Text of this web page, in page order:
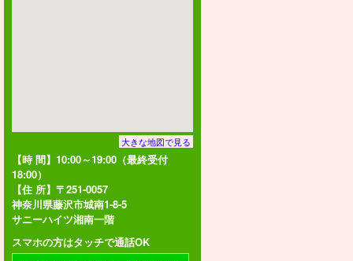
大きな地図で見る
【時 間】10:00～19:00（最終受付
18:00）
【住 所】〒251-0057
神奈川県藤沢市城南1-8-5
サニーハイツ湘南一階
スマホの方はタッチで通話OK